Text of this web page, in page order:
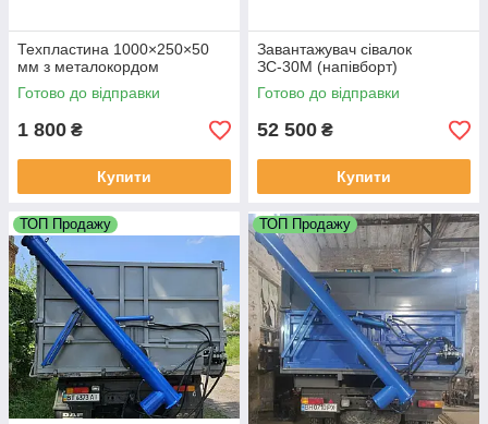
Техпластина 1000×250×50
мм з металокордом
Готово до відправки
1 800 ₴
Купити
Завантажувач сівалок
ЗС-30М (напівборт)
Готово до відправки
52 500 ₴
Купити
ТОП Продажу ТОП Продажу